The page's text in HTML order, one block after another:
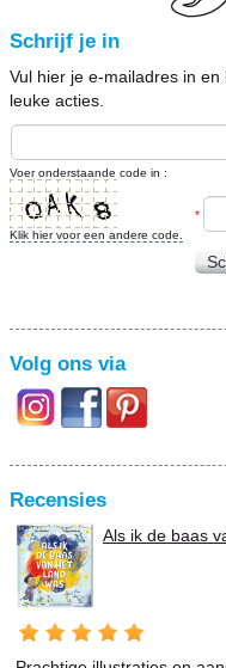
Schrijf je in
Vul hier je e-mailadres in
leuke acties.
Voer onderstaande code in :
Klik hier voor een andere code.
*
Volg ons via
Recensies
Als ik de baas